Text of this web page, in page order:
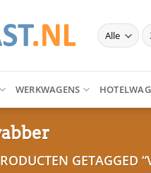
WERKWAGENS
GETAGGED